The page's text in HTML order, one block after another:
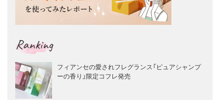
Ranking
フィアンセの愛されフレグランス「ピュアシャンプ
ーの香り」限定コフレ発売